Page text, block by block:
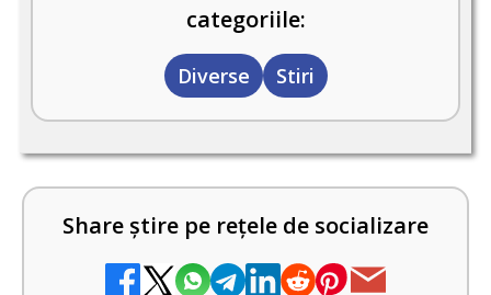
categoriile:
Diverse Stiri
Share știre pe rețele de socializare